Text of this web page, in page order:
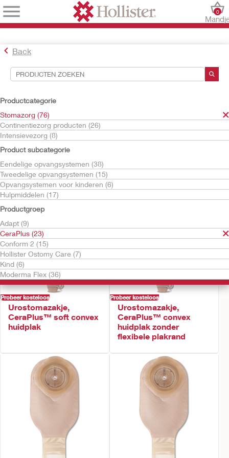
0
Back
Productcategorie
Stomazorg (76)
Continentiezorg producten (26)
Intensievezorg (8)
Product subcategorie
Eendelige opvangsystemen (38)
Tweedelige opvangsystemen (15)
Opvangsystemen voor kinderen (6)
Hulpmiddelen (17)
Productgroep
Adapt (9)
CeraPlus (23)
Conform 2 (15)
Hollister Ostomy Care (7)
Kind (6)
Moderma Flex (36)
Hulpmiddelen voor zoekopdrachten
Uw selecties:
Stomazorg
CeraPlus
Uw selectie komt overeen met
Sorteren op:
Probeer kosteloos
Urostomazakje,
CeraPlus™ soft convex
huidplak
Probeer kosteloos
Urostomazakje,
CeraPlus™ convex
huidplak zonder
flexibele plakrand